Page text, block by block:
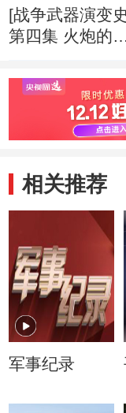
[战争武器演变
第四集 火炮的
弓箭到火炮
20130618
相关推荐
军事纪录